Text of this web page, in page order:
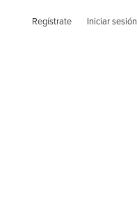
Regístrate Iniciar sesión